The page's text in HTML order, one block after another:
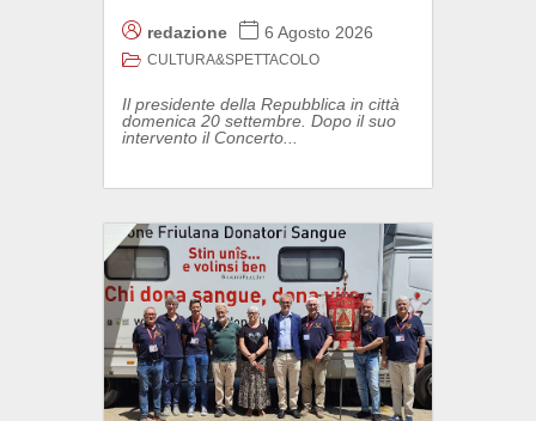
redazione 6 Agosto 2026
CULTURA&SPETTACOLO
Il presidente della Repubblica in città
domenica 20 settembre. Dopo il suo
intervento il Concerto...